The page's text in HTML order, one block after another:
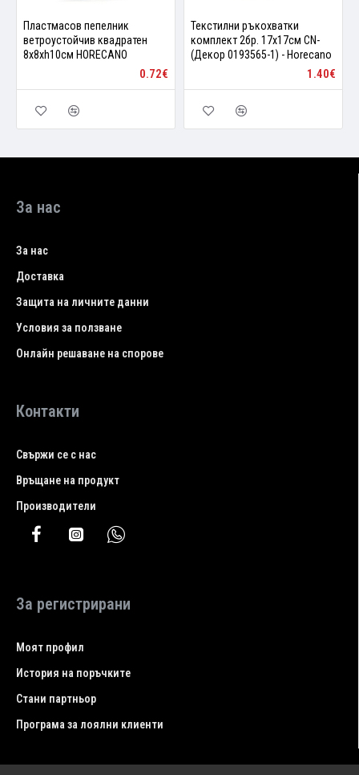
Пластмасов пепелник
ветроустойчив квадратен
8x8xh10см HORECANO
0.72€
Текстилни ръкохватки
комплект 2бр. 17х17см CN-
(Декор 0193565-1) - Horecano
1.40€
За нас
За нас
Доставка
Защита на личните данни
Условия за ползване
Онлайн решаване на спорове
Контакти
Свържи се с нас
Връщане на продукт
Производители
За регистрирани
Моят профил
История на поръчките
Стани партньор
Програма за лоялни клиенти